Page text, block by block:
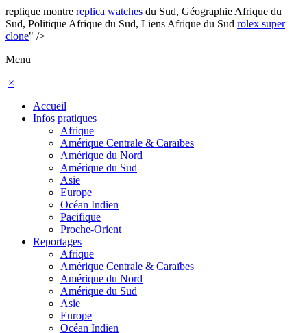
replique montre replica watches du Sud, Géographie Afrique du
Sud, Politique Afrique du Sud, Liens Afrique du Sud rolex super
clone" />
Menu
×
Accueil
Infos pratiques
Afrique
Amérique Centrale & Caraïbes
Amérique du Nord
Amérique du Sud
Asie
Europe
Océan Indien
Pacifique
Proche-Orient
Reportages
Afrique
Amérique Centrale & Caraïbes
Amérique du Nord
Amérique du Sud
Asie
Europe
Océan Indien